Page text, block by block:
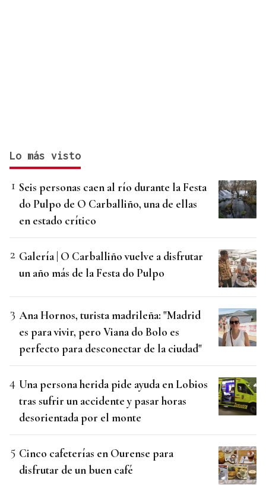
Lo más visto
Seis personas caen al río durante la Festa
do Pulpo de O Carballiño, una de ellas
en estado crítico
Galería | O Carballiño vuelve a disfrutar
un año más de la Festa do Pulpo
Ana Hornos, turista madrileña: "Madrid
es para vivir, pero Viana do Bolo es
perfecto para desconectar de la ciudad"
Una persona herida pide ayuda en Lobios
tras sufrir un accidente y pasar horas
desorientada por el monte
Cinco cafeterías en Ourense para
disfrutar de un buen café